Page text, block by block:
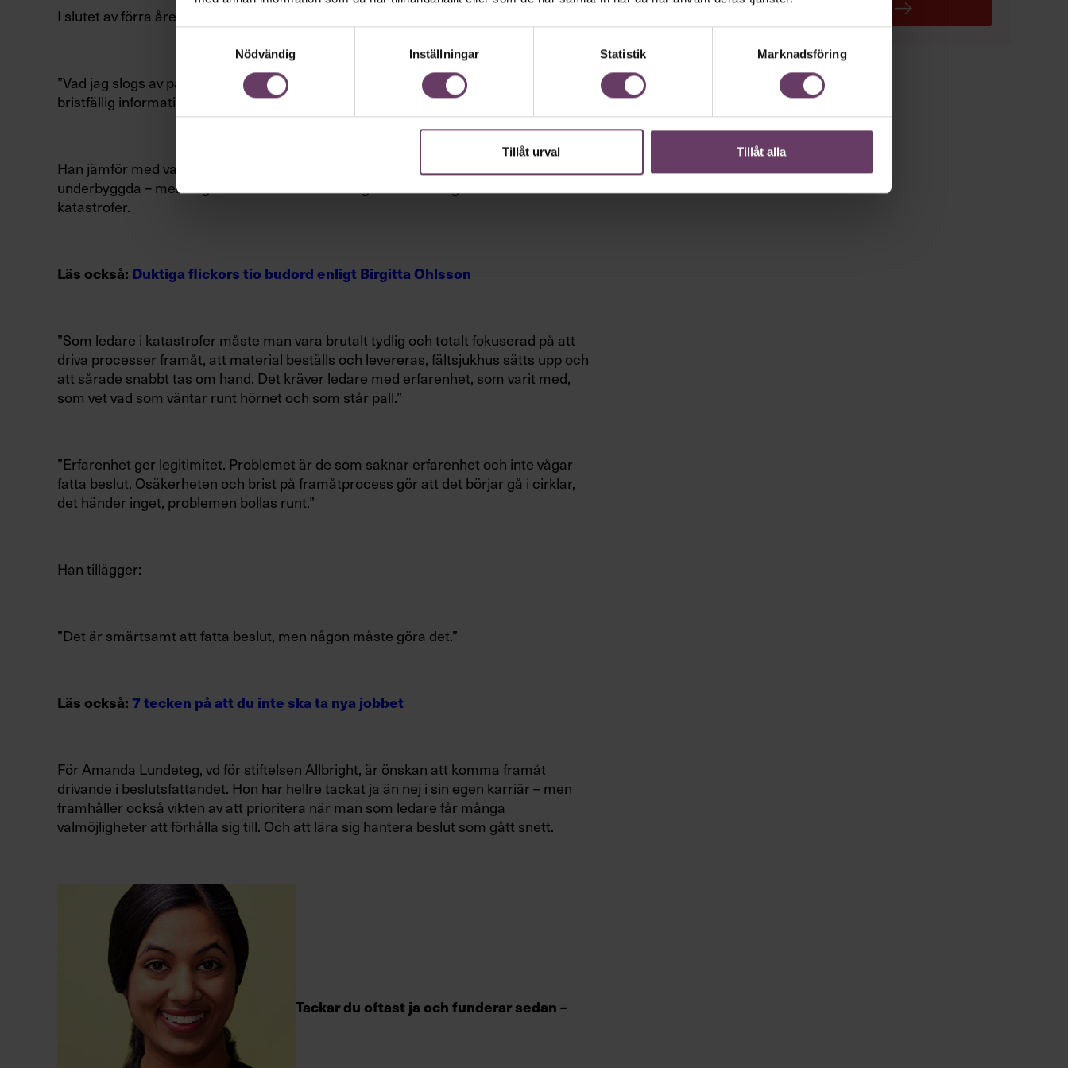
Nödvändig
Inställningar Statistik Marknadsföring
Tillåt urval Tillåt alla
I slutet av förra året var han i Mosul i Irak och arbetade för WHO.
”Vad jag slogs av på plats denna gång är hur svårt det är att fatta beslut med
bristfällig information.”
Han jämför med vardagsarbetet i vården, där beslut ska förankras och vara väl
underbyggda – men säger att med det förhållningssättet blir inga beslut fattade i
katastrofer.
Läs också: Duktiga flickors tio budord enligt Birgitta Ohlsson
”Som ledare i katastrofer måste man vara brutalt tydlig och totalt fokuserad på att
driva processer framåt, att material beställs och levereras,fältsjukhus sätts upp och
att sårade snabbt tas om hand. Det kräver ledare med erfarenhet, som varit med,
som vetvad som väntar runt hörnet och som står pall.”
”Erfarenhet ger legitimitet. Problemet är de som saknar erfarenhet och inte vågar
fatta beslut. Osäkerheten och brist på framåtprocess gör att det börjar gå i cirklar,
det händer inget, problemen bollas runt.”
Han tillägger:
”Det är smärtsamt att fatta beslut, men någon måste göra det.”
Läs också: 7 tecken på att du inte ska ta nya jobbet
För Amanda Lundeteg,vd för stiftelsenAllbright, är önskan att komma framåt
drivande i beslutsfattandet. Hon har hellre tackat ja än nej i sin egen karriär – men
framhåller också vikten av att prioritera när man som ledare får många
valmöjligheter att förhålla sig till. Och att lära sig hantera beslut som gått snett.
Tackar du oftast ja och funderar sedan –